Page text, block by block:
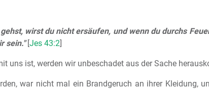
wirst du nicht ersäufen, und wenn du durchs
sein."[Jes 43:2]
uns ist, werden wir unbeschadet aus der Sache
war nicht mal ein Brandgeruch an ihrer Kleidung,